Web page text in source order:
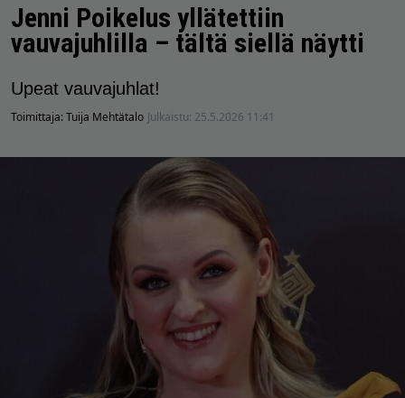
Jenni Poikelus yllätettiin
vauvajuhlilla – tältä siellä näytti
Upeat vauvajuhlat!
Toimittaja:Tuija Mehtätalo Julkaistu: 25.5.2026 11:41